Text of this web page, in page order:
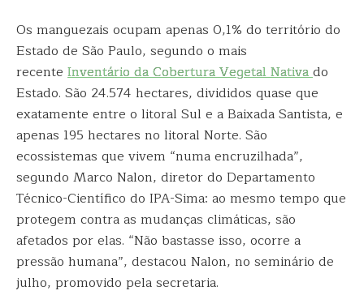
Os manguezais ocupam apenas 0,1% do território do
Estado de São Paulo, segundo o mais
recente Inventário da Cobertura Vegetal Nativado
Estado. São 24.574 hectares, divididos quase que
exatamente entre o litoral Sul e a Baixada Santista, e
apenas 195 hectares no litoral Norte. São
ecossistemas que vivem “numa encruzilhada”,
segundo Marco Nalon, diretor do Departamento
Técnico-Científico do IPA-Sima: ao mesmo tempo que
protegem contra as mudanças climáticas, são
afetados por elas. “Não bastasse isso, ocorre a
pressão humana”, destacou Nalon, no seminário de
julho, promovido pela secretaria.